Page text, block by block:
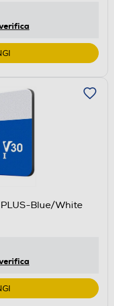
PLUS-Blue/White